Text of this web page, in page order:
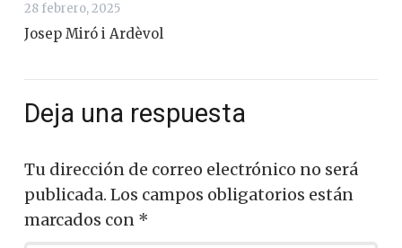
28 febrero, 2025
Josep Miró i Ardèvol
Deja una respuesta
Tu dirección de correo electrónico no será
publicada. Los campos obligatorios están
marcados con *